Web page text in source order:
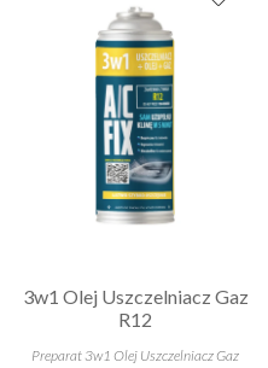
3w1 Olej Uszczelniacz Gaz
R12
Preparat 3w1 Olej Uszczelniacz Gaz